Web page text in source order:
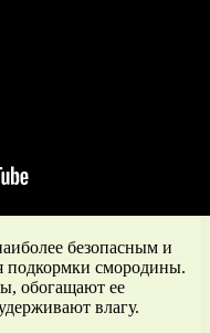
безопасным и
подкормки смородины.
обогащают ее
влагу.